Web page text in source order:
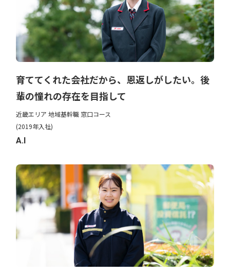
育ててくれた会社だから、恩返しがしたい。後
輩の憧れの存在を目指して
近畿エリア 地域基幹職 窓口コース
(2019年入社)
A.I